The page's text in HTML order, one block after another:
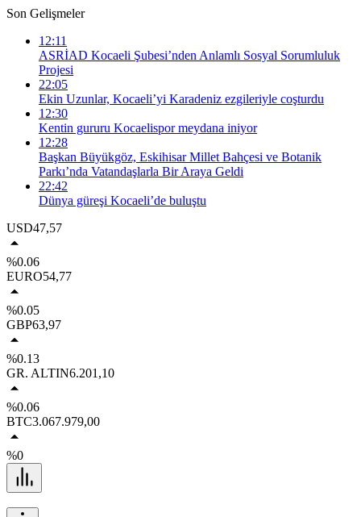
Son Gelişmeler
12:11
ASRİAD Kocaeli Şubesi’nden Anlamlı Sosyal Sorumluluk
Projesi
22:05
Ekin Uzunlar, Kocaeli’yi Karadeniz ezgileriyle coşturdu
12:30
Kentin gururu Kocaelispor meydana iniyor
12:28
Başkan Büyükgöz, Eskihisar Millet Bahçesi ve Botanik
Parkı’nda Vatandaşlarla Bir Araya Geldi
22:42
Dünya güreşi Kocaeli’de buluştu
USD47,57
%0.06
EURO54,77
%0.05
GBP63,97
%0.13
GR. ALTIN6.201,10
%0.06
BTC3.067.979,00
%0